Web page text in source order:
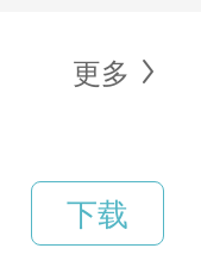
更多
下载